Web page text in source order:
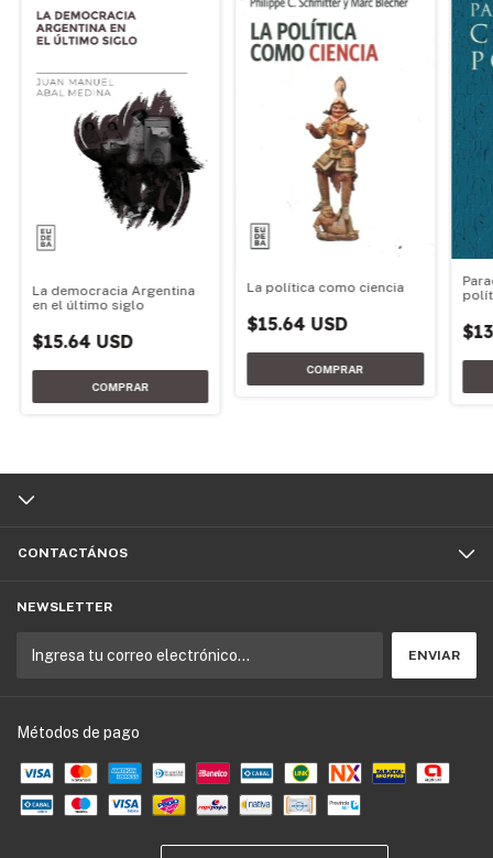
La democracia Argentina
en el último siglo
$15.64 USD
La política como ciencia
$15.64 USD
CONTACTÁNOS
NEWSLETTER
Métodos de pago